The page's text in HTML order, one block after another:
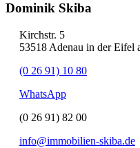
Dominik Skiba
Kirchstr. 5
53518 Adenau in der Eifel
(0 26 91) 10 80
WhatsApp
(0 26 91) 82 00
info@immobilien-skiba.de